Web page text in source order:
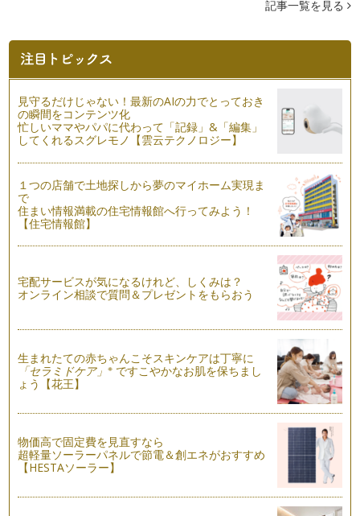
七夕には5色の和紙でラッピング♪
7月7日は七夕。七夕は日本では一年間の重要な節句を表す五
節…
慶弔のお包み
6月はジューンブライド！結婚披露宴やパーティにお呼ばれさ
れている方も多いのではないでしょう…
6月15日は父の日。今年の父の日ギフトは自分で包んでみませ
んか？海外のお土産やギフトとして…
これまで3回にわたりラッピングのアレンジアイデアについて
母の日のラッピング
もうすぐ母の日。自分が母になって、改めて母親って偉大だ
な、と思う毎日。いつも優しい笑顔で見…
こどもの日に☆中華ちまきの鯉のぼりラッピング
５月５日はこどもの日～端午の節句～ 。お子様の初節句のマ
マさんもたくさんいらっし…
春、新しい季節。ご入園や新学期に新しいお友だちと連絡先を
交換したり、教材費やお稽古の月謝な…
記事一覧を見る
見守るだけじゃない！最新のAIの力でとっておき
の瞬間をコンテンツ化
忙しいママやパパに代わって「記録」&「編集」
してくれるスグレモノ【雲云テクノロジー】
１つの店舗で土地探しから夢のマイホーム実現ま
で
住まい情報満載の住宅情報館へ行ってみよう！
【住宅情報館】
宅配サービスが気になるけれど、しくみは？
オンライン相談で質問＆プレゼントをもらおう
生まれたての赤ちゃんこそスキンケアは丁寧に
「セラミドケア」※ ですこやかなお肌を保ちまし
ょう【花王】
物価高で固定費を見直すなら
超軽量ソーラーパネルで節電＆創エネがおすすめ
【HESTAソーラー】